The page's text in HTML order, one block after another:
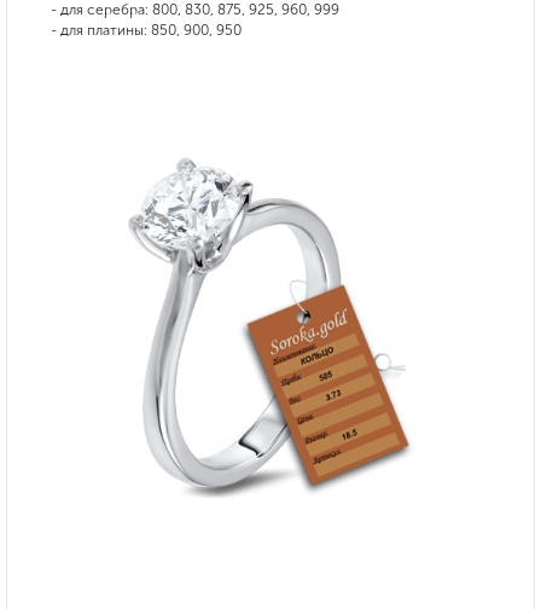
- для серебра: 800, 830, 875, 925, 960, 999
- для платины: 850, 900, 950